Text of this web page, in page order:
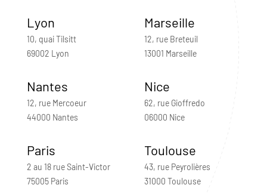
Lyon
10, quai Tilsitt
69002 Lyon
Marseille
12, rue Breteuil
13001 Marseille
Nantes
12, rue Mercoeur
44000 Nantes
Nice
62, rue Gioffredo
06000 Nice
Paris
2 au 18 rue Saint-Victor
75005 Paris
Toulouse
43, rue Peyrolières
31000 Toulouse